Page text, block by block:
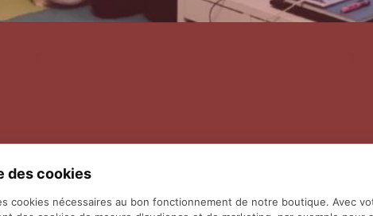
des cookies
cookies nécessaires au bon fonctionnement de notre boutique. Avec